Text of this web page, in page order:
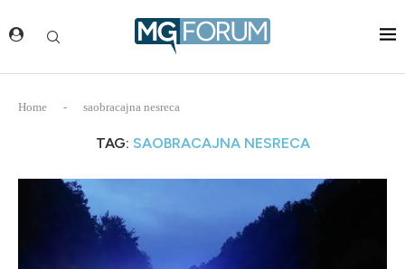
Home - saobracajna nesreca
TAG: SAOBRACAJNA NESRECA